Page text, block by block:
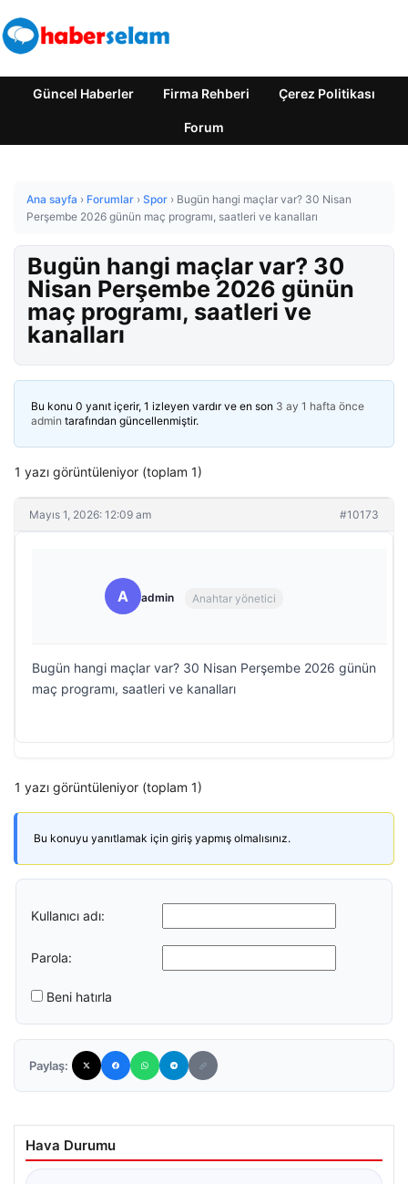
Güncel Haberler Firma Rehberi Çerez Politikası
Forum
Ana sayfa › Forumlar › Spor › Bugün hangi maçlar var? 30 Nisan
Perşembe 2026 günün maç programı, saatleri ve kanalları
Bugün hangi maçlar var? 30
Nisan Perşembe 2026 günün
maç programı, saatleri ve
kanalları
Bu konu 0 yanıt içerir, 1 izleyen vardır ve en son 3 ay 1 hafta önce
admin tarafından güncellenmiştir.
1 yazı görüntüleniyor (toplam 1)
Mayıs 1, 2026: 12:09 am #10173
A admin Anahtar yönetici
Bugün hangi maçlar var? 30 Nisan Perşembe 2026 günün
maç programı, saatleri ve kanalları
1 yazı görüntüleniyor (toplam 1)
Bu konuyu yanıtlamak için giriş yapmış olmalısınız.
Kullanıcı adı:
Parola:
Beni hatırla
Paylaş:
Hava Durumu